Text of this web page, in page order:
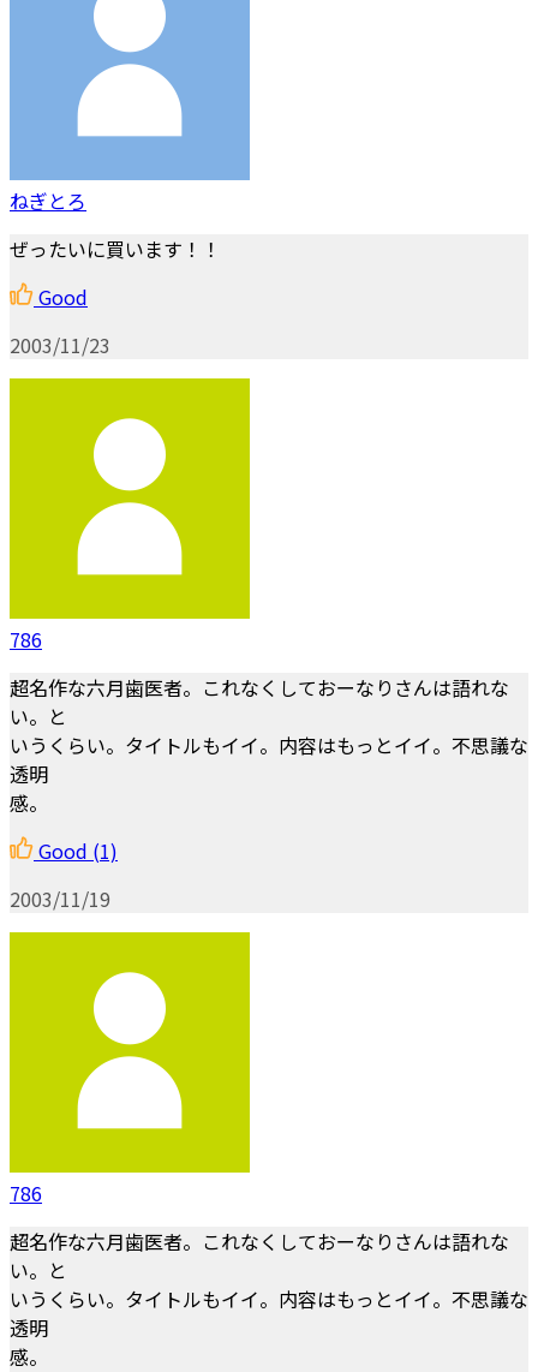
ねぎとろ
ぜったいに買います！！
Good
2003/11/23
786
超名作な六月歯医者。これなくしておーなりさんは語れな
い。と
いうくらい。タイトルもイイ。内容はもっとイイ。不思議な
透明
感。
Good (1)
2003/11/19
786
超名作な六月歯医者。これなくしておーなりさんは語れな
い。と
いうくらい。タイトルもイイ。内容はもっとイイ。不思議な
透明
感。